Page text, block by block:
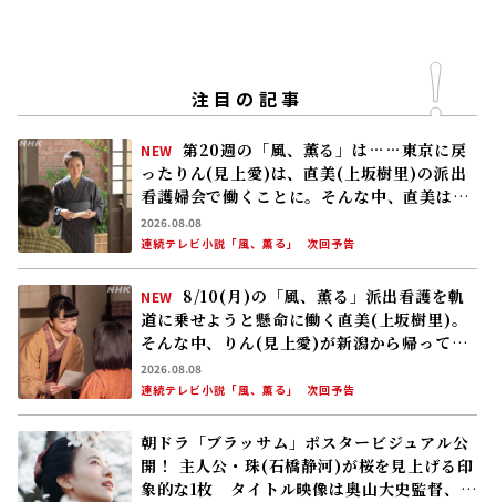
注目の記事
NEW 第20週の「風、薫る」は……東京に戻
ったりん(見上愛)は、直美(上坂樹里)の派出
看護婦会で働くことに。そんな中、直美は自
分の理想とした無償の看護を始める
2026.08.08
連続テレビ小説「風、薫る」
次回予告
NEW
8/10(月)の「風、薫る」派出看護を軌
道に乗せようと懸命に働く直美(上坂樹里)。
そんな中、りん(見上愛)が新潟から帰ってく
る
2026.08.08
連続テレビ小説「風、薫る」
次回予告
朝ドラ「ブラッサム」ポスタービジュアル公
開！ 主人公・珠(石橋静河)が桜を見上げる印
象的な1枚 タイトル映像は奥山大史監督、語